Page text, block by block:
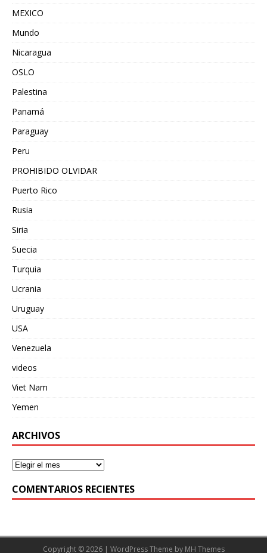
MEXICO
Mundo
Nicaragua
OSLO
Palestina
Panamá
Paraguay
Peru
PROHIBIDO OLVIDAR
Puerto Rico
Rusia
Siria
Suecia
Turquia
Ucrania
Uruguay
USA
Venezuela
videos
Viet Nam
Yemen
ARCHIVOS
COMENTARIOS RECIENTES
Copyright © 2026 | WordPress Theme by MH Themes